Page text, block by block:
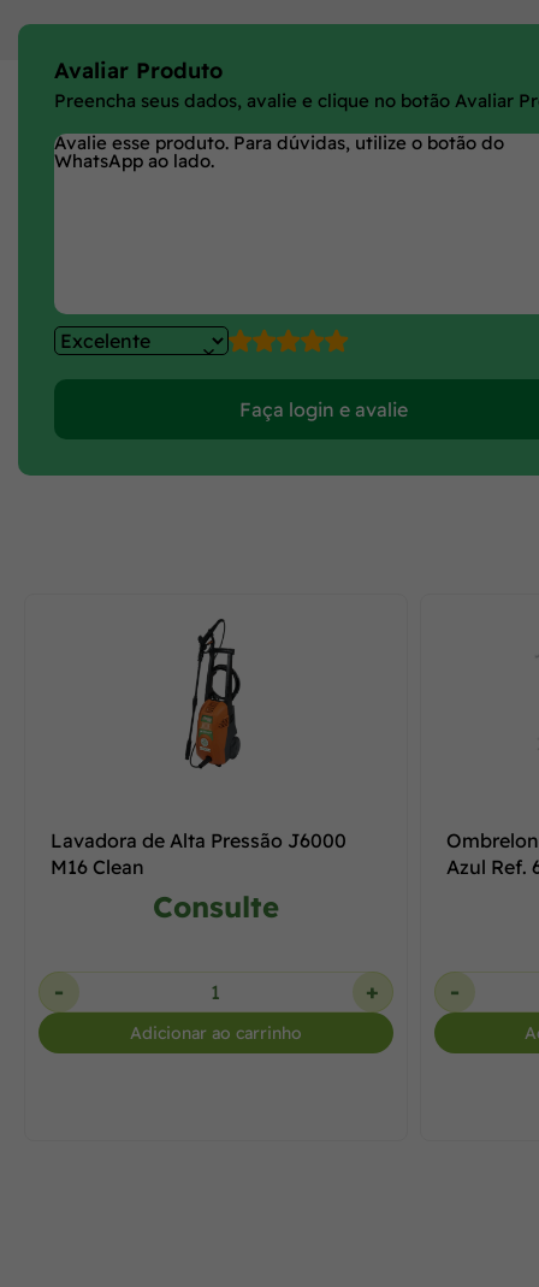
Avaliar Produto
Preencha seus dados, avalie e clique no botão Avaliar
Faça login e avalie
Lavadora de Alta Pressão J6000
M16 Clean
Consulte
- +
Adicionar ao carrinho
Azul Ref.
-